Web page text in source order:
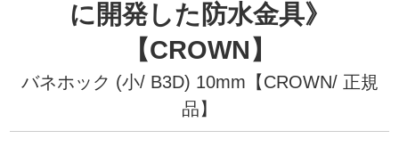
に開発した防水金具》
【CROWN】
バネホック (小/ B3D) 10mm【CROWN/ 正規
品】